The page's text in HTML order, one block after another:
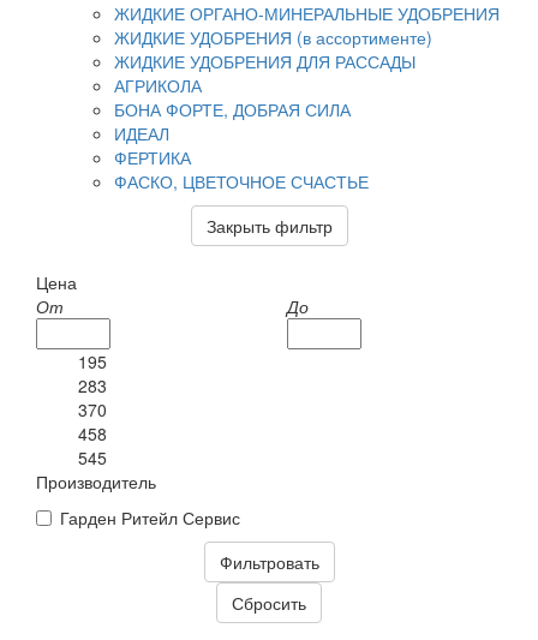
ЖИДКИЕ ОРГАНО-МИНЕРАЛЬНЫЕ УДОБРЕНИЯ
ЖИДКИЕ УДОБРЕНИЯ (в ассортименте)
ЖИДКИЕ УДОБРЕНИЯ ДЛЯ РАССАДЫ
АГРИКОЛА
БОНА ФОРТЕ, ДОБРАЯ СИЛА
ИДЕАЛ
ФЕРТИКА
ФАСКО, ЦВЕТОЧНОЕ СЧАСТЬЕ
Закрыть фильтр
Цена
От
До
195
283
370
458
545
Производитель
Гарден Ритейл Сервис